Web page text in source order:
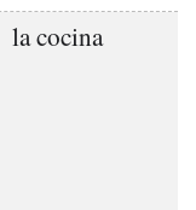
la cocina